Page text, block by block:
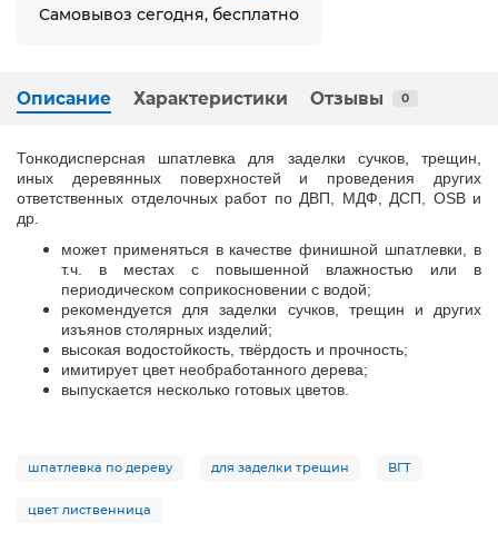
Самовывоз сегодня, бесплатно
Описание Характеристики Отзывы 0
Тонкодисперсная шпатлевка для заделки сучков, трещин,
иных деревянных поверхностей и проведения других
ответственных отделочных работ по ДВП, МДФ, ДСП, OSB и
др.
может применяться в качестве финишной шпатлевки, в
т.ч. в местах с повышенной влажностью или в
периодическом соприкосновении с водой;
рекомендуется для заделки сучков, трещин и других
изъянов столярных изделий;
высокая водостойкость, твёрдость и прочность;
имитирует цвет необработанного дерева;
выпускается несколько готовых цветов.
шпатлевка по дереву для заделки трещин ВГТ
цвет лиственница